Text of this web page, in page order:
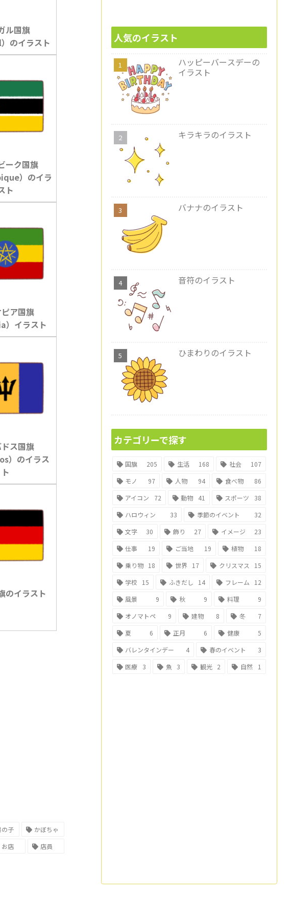
ル国旗
のイラスト
ーク国旗
）のイラ
ト
ア国旗
）イラスト
ス国旗
）のイラス
ト
のイラスト
の子
かぼちゃ
お店 店員
人気のイラスト
ハッピーバースデーの
イラスト
キラキラのイラスト
バナナのイラスト
音符のイラスト
ひまわりのイラスト
カテゴリーで探す
国旗 205 生活 168 社会
107
モノ
97 人物 94 食べ物
86
アイコン
72 動物 41 スポーツ
38
ハロウィン
33 季節のイベント
32
文字
30 飾り 27 イメージ
23
仕事
19 ご当地 19 植物
18
乗り物 18 世界 17 クリスマス
15
学校
15 ふきだし 14 フレーム
12
風景
9 秋 9 料理
9
オノマトペ
9 建物 8 冬
7
夏
6 正月 6 健康
5
バレンタインデー
4 春のイベント
3
医療
3 魚 3 観光 2 自然 1